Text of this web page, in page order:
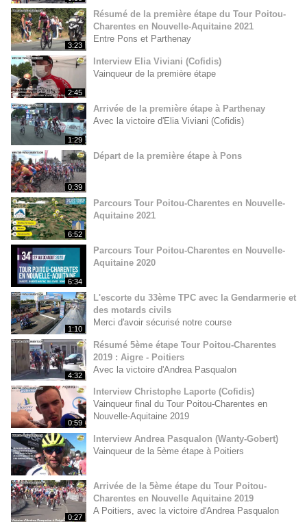
3:23
Résumé de la première étape du Tour Poitou-
Charentes en Nouvelle-Aquitaine 2021
Entre Pons et Parthenay
2:45
Interview Elia Viviani (Cofidis)
Vainqueur de la première étape
1:29
Arrivée de la première étape à Parthenay
Avec la victoire d'Elia Viviani (Cofidis)
0:39
Départ de la première étape à Pons
6:52
Parcours Tour Poitou-Charentes en Nouvelle-
Aquitaine 2021
6:34
Parcours Tour Poitou-Charentes en Nouvelle-
Aquitaine 2020
1:10
L'escorte du 33ème TPC avec la Gendarmerie et
des motards civils
Merci d'avoir sécurisé notre course
4:32
Résumé 5ème étape Tour Poitou-Charentes
2019 : Aigre - Poitiers
Avec la victoire d'Andrea Pasqualon
0:59
Interview Christophe Laporte (Cofidis)
Vainqueur final du Tour Poitou-Charentes en
Nouvelle-Aquitaine 2019
Interview Andrea Pasqualon (Wanty-Gobert)
Vainqueur de la 5ème étape à Poitiers
0:27
Arrivée de la 5ème étape du Tour Poitou-
Charentes en Nouvelle Aquitaine 2019
A Poitiers, avec la victoire d'Andrea Pasqualon